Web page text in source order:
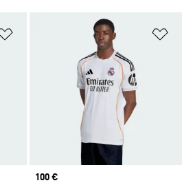
Aggiungi alla lista dei desideri
Price
100 €